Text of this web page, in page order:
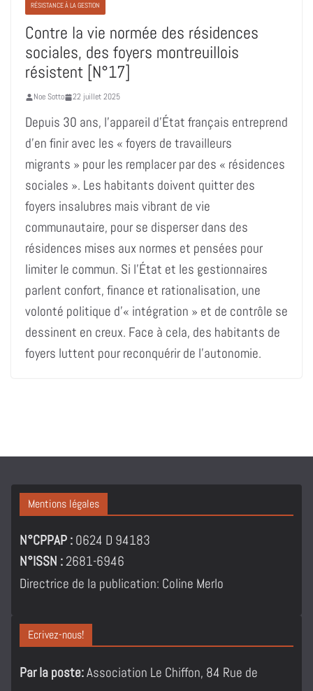
RÉSISTANCE À LA GESTION
Contre la vie normée des résidences
sociales, des foyers montreuillois
résistent [N°17]
Noe Sotto 22 juillet 2025
Depuis 30 ans, l’appareil d’État français entreprend
d’en finir avec les « foyers de travailleurs
migrants » pour les remplacer par des « résidences
sociales ». Les habitants doivent quitter des
foyers insalubres mais vibrant de vie
communautaire, pour se disperser dans des
résidences mises aux normes et pensées pour
limiter le commun. Si l’État et les gestionnaires
parlent confort, finance et rationalisation, une
volonté politique d’« intégration » et de contrôle se
dessinent en creux. Face à cela, des habitants de
foyers luttent pour reconquérir de l’autonomie.
Mentions légales
N°CPPAP : 0624 D 94183
N°ISSN :2681-6946
Directrice de la publication: Coline Merlo
Ecrivez-nous!
Par la poste:Association Le Chiffon, 84 Rue de